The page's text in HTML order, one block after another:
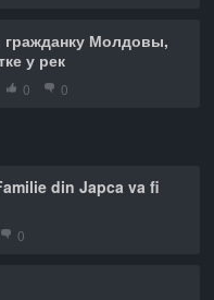
гражданку Молдовы,
у рек
0 0
din Japca va fi
0